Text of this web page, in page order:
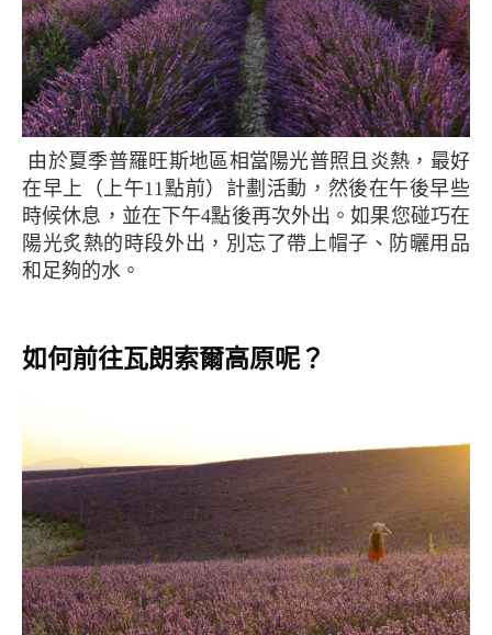
由於夏季普羅旺斯地區相當陽光普照且炎熱，最好
在早上（上午11點前）計劃活動，然後在午後早些
時候休息，並在下午4點後再次外出。如果您碰巧在
陽光炙熱的時段外出，別忘了帶上帽子、防曬用品
和足夠的水。
如何前往瓦朗索爾高原呢？